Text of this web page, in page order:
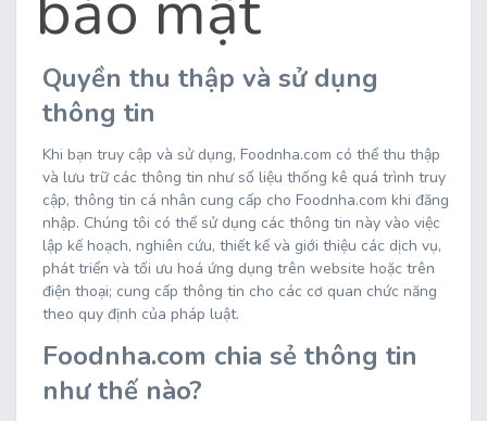
Quyền thu thập và sử dụng
thông tin
Khi bạn truy cập và sử dụng, Foodnha.com có thể thu thập
và lưu trữ các thông tin như số liệu thống kê quá trình truy
cập, thông tin cá nhân cung cấp cho Foodnha.com khi đăng
nhập. Chúng tôi có thể sử dụng các thông tin này vào việc
lập kế hoạch, nghiên cứu, thiết kế và giới thiệu các dịch vụ,
phát triển và tối ưu hoá ứng dụng trên website hoặc trên
điện thoại; cung cấp thông tin cho các cơ quan chức năng
theo quy định của pháp luật.
Foodnha.com chia sẻ thông tin
như thế nào?